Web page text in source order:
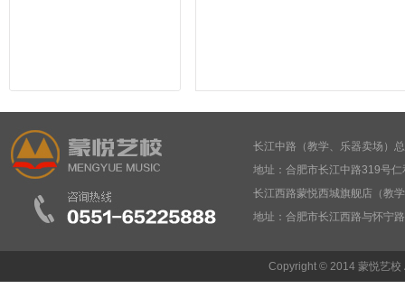
长江中路（教学、乐器卖场
地址：合肥市长江中路319号
长江西路蒙悦西城旗舰店（教
地址：合肥市长江西路与怀宁
Copyright © 2014 蒙悦艺